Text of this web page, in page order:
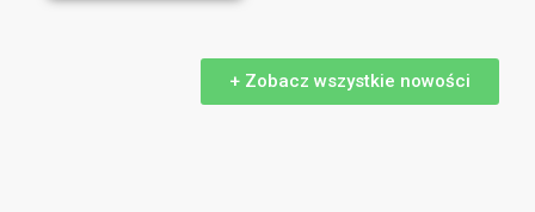
+ Zobacz wszystkie nowości